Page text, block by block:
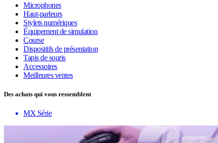
Microphones
Haut-parleurs
Stylets numériques
Équipement de simulation
Course
Dispositifs de présentation
Tapis de souris
Accessoires
Meilleures ventes
Des achats qui vous ressemblent
MX Série